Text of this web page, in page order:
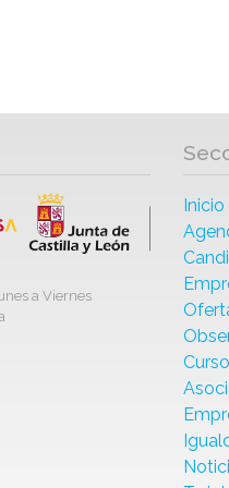
a Viernes
Inicio